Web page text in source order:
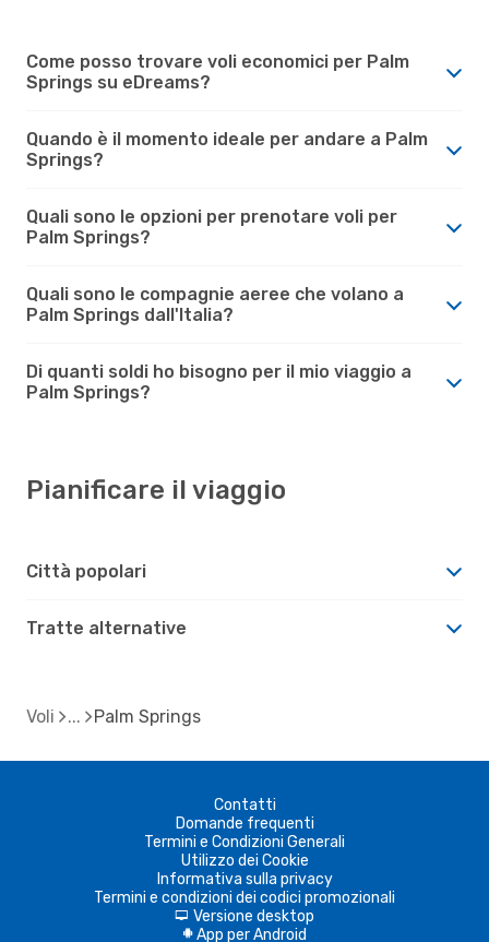
Come posso trovare voli economici per Palm
Springs su eDreams?
Quando è il momento ideale per andare a Palm
Springs?
Quali sono le opzioni per prenotare voli per
Palm Springs?
Quali sono le compagnie aeree che volano a
Palm Springs dall'Italia?
Di quanti soldi ho bisogno per il mio viaggio a
Palm Springs?
Pianificare il viaggio
Città popolari
Tratte alternative
Voli Palm Springs
Contatti
Domande frequenti
Termini e Condizioni Generali
Utilizzo dei Cookie
Informativa sulla privacy
Termini e condizioni dei codici promozionali
d Versione desktop
A App per Android